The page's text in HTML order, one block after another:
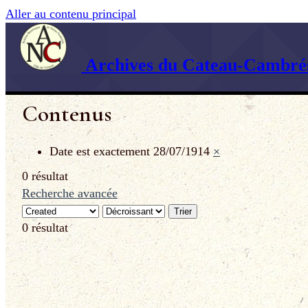
Aller au contenu principal
Archives du Cateau-
Contenus
Date est exactement 28/07/1914 ×
0 résultat
Recherche avancée
Trier
0 résultat